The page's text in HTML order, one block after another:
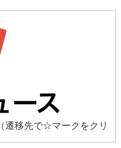
（遷移先で☆マークをクリ